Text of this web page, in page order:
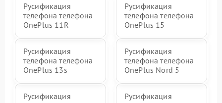
Русификация
телефона телефона
OnePlus 11R
Русификация
телефона телефона
OnePlus 15
Русификация
телефона телефона
OnePlus 13s
Русификация
телефона телефона
OnePlus Nord 5
Русификация
Русификация